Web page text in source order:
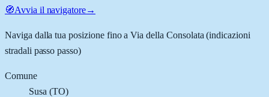
🧭Avvia il navigatore→
Naviga dalla tua posizione fino aVia della Consolata (indicazioni
stradali passo passo)
Comune
Susa (TO)